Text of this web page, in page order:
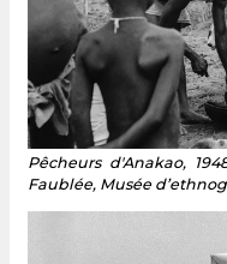
Pêcheurs d'Anakao,
Faublée, Musée